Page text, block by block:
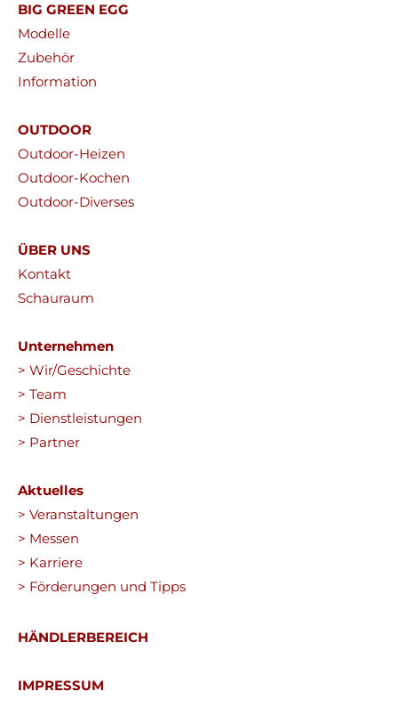
BIG GREEN EGG
Modelle
Zubehör
Information
OUTDOOR
Outdoor-Heizen
Outdoor-Kochen
Outdoor-Diverses
ÜBER UNS
Kontakt
Schauraum
Unternehmen
> Wir/Geschichte
> Team
> Dienstleistungen
> Partner
Aktuelles
> Veranstaltungen
> Messen
> Karriere
> Förderungen und Tipps
HÄNDLERBEREICH
IMPRESSUM